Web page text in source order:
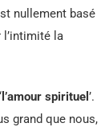
nullement basé
la
l’amour spirituel ’.
grand que nous,